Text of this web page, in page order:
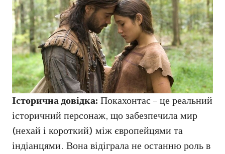
Історична довідка: Покахонтас – це реальний
історичний персонаж, що забезпечила мир
(нехай і короткий) між європейцями та
індіанцями. Вона відіграла не останню роль в